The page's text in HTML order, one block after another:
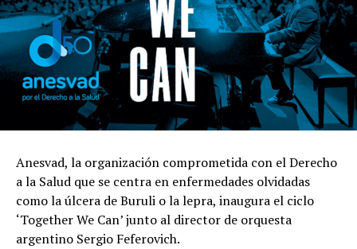
Anesvad, la organización comprometida con el Derecho
a la Salud que se centra en enfermedades olvidadas
como la úlcera de Buruli o la lepra, inaugura el ciclo
‘Together We Can’ junto al director de orquesta
argentino Sergio Feferovich.